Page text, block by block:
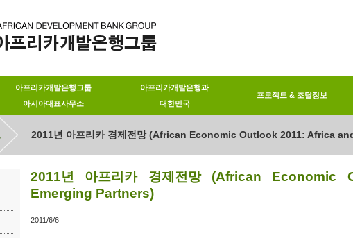
아프리카개발은행그룹
아시아대표사무소
아프리카개발은행과
대한민국
프로젝트 & 조달정보
2011년 아프리카 경제전망 (African Economic Outlook 2011: Africa
2011년 아프리카 경제전망 (African
Emerging Partners)
2011/6/6